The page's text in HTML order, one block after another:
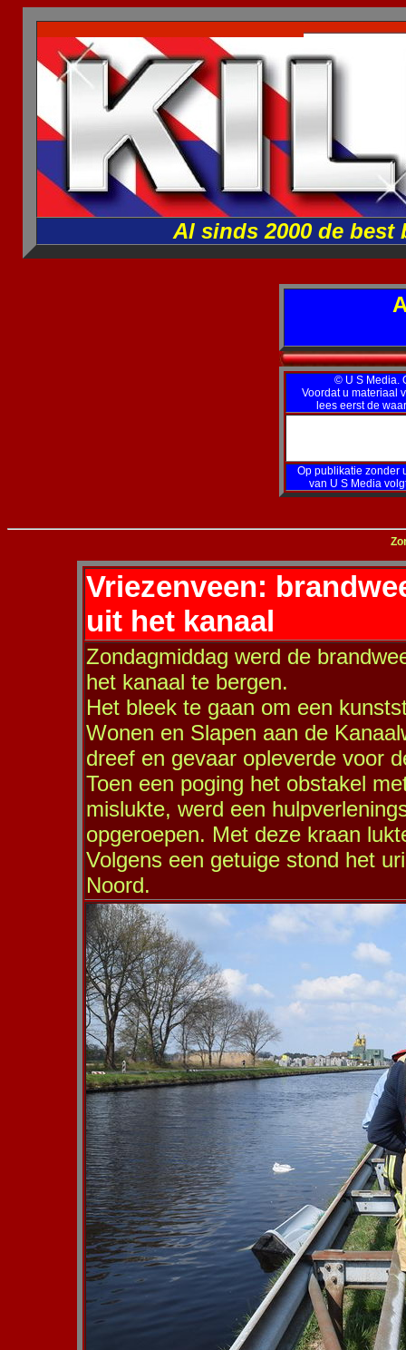
Al sinds 2000 de best
© U S Media.
Voordat u materiaal
lees eerst de
Op publikatie zonder
van U S Media
Vriezenveen:
uit het kanaal
Zondagmiddag werd de
het kanaal te bergen.
Het bleek te gaan om een
Wonen en Slapen aan de
dreef en gevaar opleverde voor
Toen een poging het obstakel
mislukte, werd een
opgeroepen. Met deze kraan
Volgens een getuige stond het
Noord.